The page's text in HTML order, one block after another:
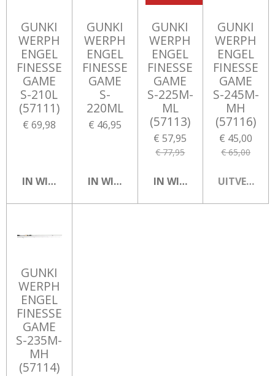
GUNKI
WERPH
ENGEL
FINESSE
GAME
S-210L
(57111)
€ 69,98
IN WINKELWAGEN
GUNKI
WERPH
ENGEL
FINESSE
GAME
S-
220ML
€ 46,95
IN WINKELWAGEN
GUNKI
WERPH
ENGEL
FINESSE
GAME
S-225M-
ML
(57113)
€ 57,95
€ 77,95
IN WINKELWAGEN
GUNKI
WERPH
ENGEL
FINESSE
GAME
S-245M-
MH
(57116)
€ 45,00
€ 65,00
GUNKI
WERPH
ENGEL
FINESSE
GAME
S-235M-
MH
(57114)